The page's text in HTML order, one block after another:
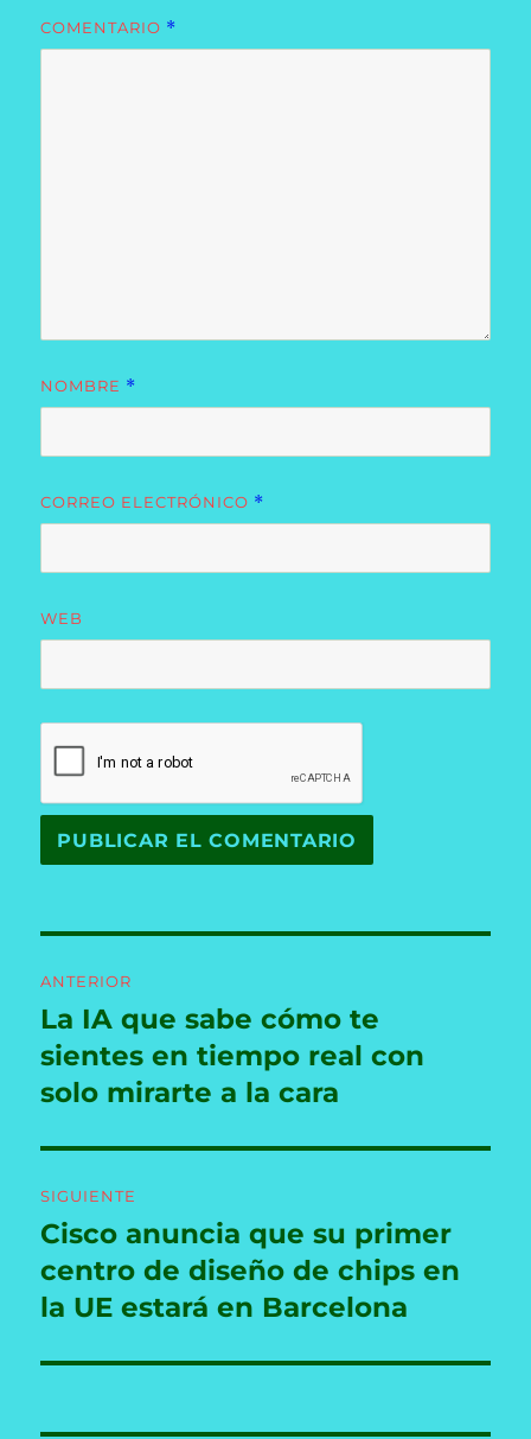
COMENTARIO *
NOMBRE *
CORREO ELECTRÓNICO *
WEB
de
entradas
ANTERIOR
Entrada
anterior:
La IA que sabe cómo te
sientes en tiempo real con
solo mirarte a la cara
SIGUIENTE
Entrada
siguiente:
Cisco anuncia que su primer
centro de diseño de chips en
la UE estará en Barcelona